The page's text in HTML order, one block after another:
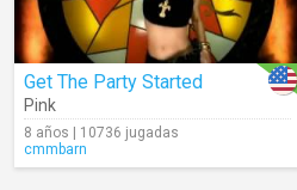
Get The Party Started
Pink
8 años | 10736 jugadas
cmmbarn